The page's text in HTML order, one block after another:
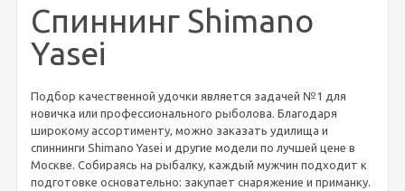
Спиннинг Shimano
Yasei
Подбор качественной удочки является задачей №1 для
новичка или профессионального рыболова. Благодаря
широкому ассортименту, можно заказать удилища и
спиннинги Shimano Yasei и другие модели по лучшей цене в
Москве. Собираясь на рыбалку, каждый мужчин подходит к
подготовке основательно: закупает снаряжение и приманку.